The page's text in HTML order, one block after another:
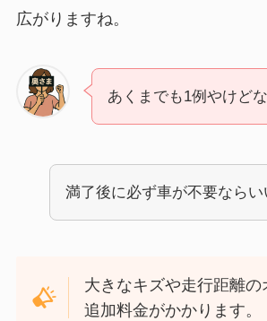
広がりますね。
あくまでも1例やけどな
満了後に必ず車が不要ならい
大きなキズや走行距離の
追加料金がかかります。